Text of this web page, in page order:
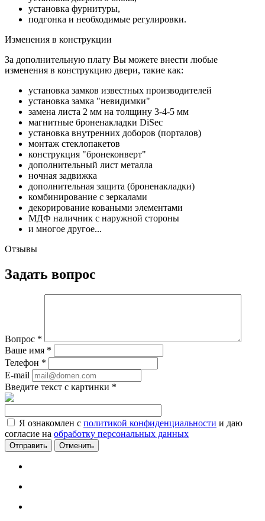
установка фурнитуры,
подгонка и необходимые регулировки.
Изменения в конструкции
За дополнительную плату Вы можете внести любые
изменения в конструкцию двери, такие как:
установка замков известных производителей
установка замка "невидимки"
замена листа 2 мм на толщину 3-4-5 мм
магнитные броненакладки DiSec
установка внутренних доборов (порталов)
монтаж стеклопакетов
конструкция "бронеконверт"
дополнительный лист металла
ночная задвижка
дополнительная защита (броненакладки)
комбинирование с зеркалами
декорирование коваными элементами
МДФ наличник с наружной стороны
и многое другое...
Отзывы
Задать вопрос
Вопрос *
Ваше имя *
Телефон *
E-mail
Введите текст с картинки *
Я ознакомлен с политикой конфиденциальности и даю
согласие на обработку персональных данных
Отменить